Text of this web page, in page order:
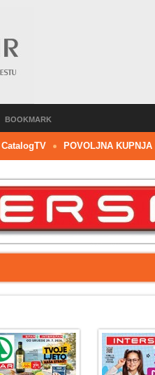
BOOKMARK
CatalogTV POVOLJNA KUPNJA